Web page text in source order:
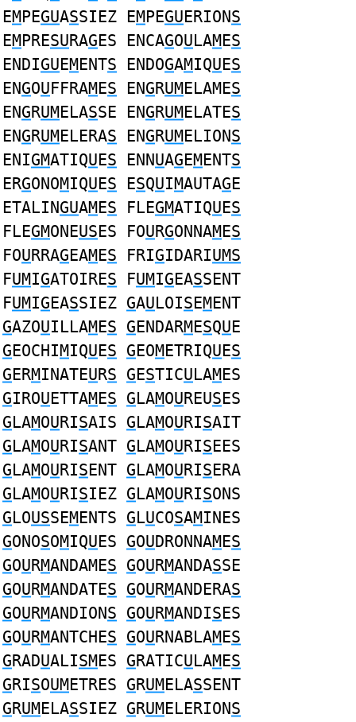
EMPEGUASSIEZ EMPEGUERIONS
EMPRESURAGES ENCAGOULAMES
ENDIGUEMENTS ENDOGAMIQUES
ENGOUFFRAMES ENGRUMELAMES
ENGRUMELASSE ENGRUMELATES
ENGRUMELERAS ENGRUMELIONS
ENIGMATIQUES ENNUAGEMENTS
ERGONOMIQUES ESQUIMAUTAGE
ETALINGUAMES FLEGMATIQUES
FLEGMONEUSES FOURGONNAMES
FOURRAGEAMES FRIGIDARIUMS
FUMIGATOIRES FUMIGEASSENT
FUMIGEASSIEZ GAULOISEMENT
GAZOUILLAMES GENDARMESQUE
GEOCHIMIQUES GEOMETRIQUES
GERMINATEURS GESTICULAMES
GIROUETTAMES GLAMOUREUSES
GLAMOURISAIS GLAMOURISAIT
GLAMOURISANT GLAMOURISEES
GLAMOURISENT GLAMOURISERA
GLAMOURISIEZ GLAMOURISONS
GLOUSSEMENTS GLUCOSAMINES
GONOSOMIQUES GOUDRONNAMES
GOURMANDAMES GOURMANDASSE
GOURMANDATES GOURMANDERAS
GOURMANDIONS GOURMANDISES
GOURMANTCHES GOURNABLAMES
GRADUALISMES GRATICULAMES
GRISOUMETRES GRUMELASSENT
GRUMELASSIEZ GRUMELERIONS